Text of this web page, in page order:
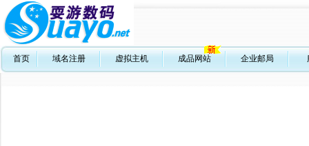
首页 域名注册 虚拟主机 成品网站 企业邮局